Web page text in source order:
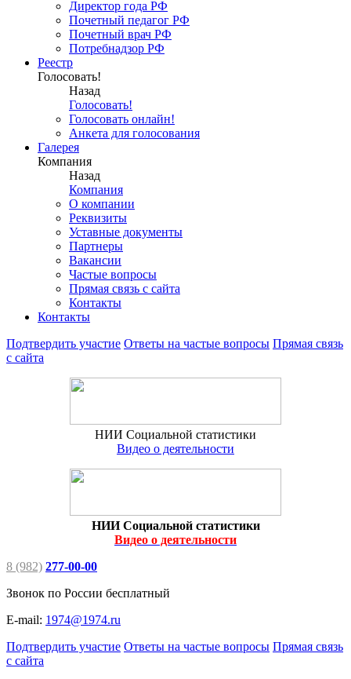
Директор года РФ
Почетный педагог РФ
Почетный врач РФ
Потребнадзор РФ
Реестр
Голосовать!
Назад
Голосовать!
Голосовать онлайн!
Анкета для голосования
Галерея
Компания
Назад
Компания
О компании
Реквизиты
Уставные документы
Партнеры
Вакансии
Частые вопросы
Прямая связь с сайта
Контакты
Контакты
Подтвердить участие Ответы на частые вопросы Прямая связь
с сайта
НИИ Социальной статистики
Видео о деятельности
НИИ Социальной статистики
Видео о деятельности
8 (982) 277-00-00
Звонок по России бесплатный
E-mail: 1974@1974.ru
Подтвердить участие Ответы на частые вопросы Прямая связь
с сайта